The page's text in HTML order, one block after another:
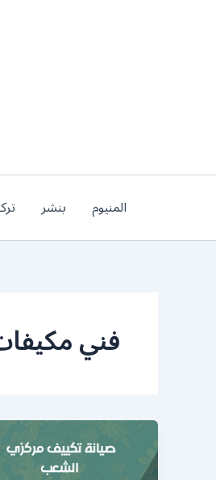
المنيوم بنشر
فني